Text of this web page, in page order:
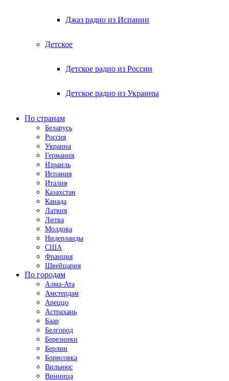
Джаз радио из Испании
Детское
Детское радио из России
Детское радио из Украины
По странам
Беларусь
Россия
Украина
Германия
Израиль
Испания
Италия
Казахстан
Канада
Латвия
Литва
Молдова
Нидерланды
США
Франция
Швейцария
По городам
Алма-Ата
Амстердам
Ареццо
Астрахань
Баар
Белгород
Березники
Берлин
Борисовка
Вильнюс
Винница